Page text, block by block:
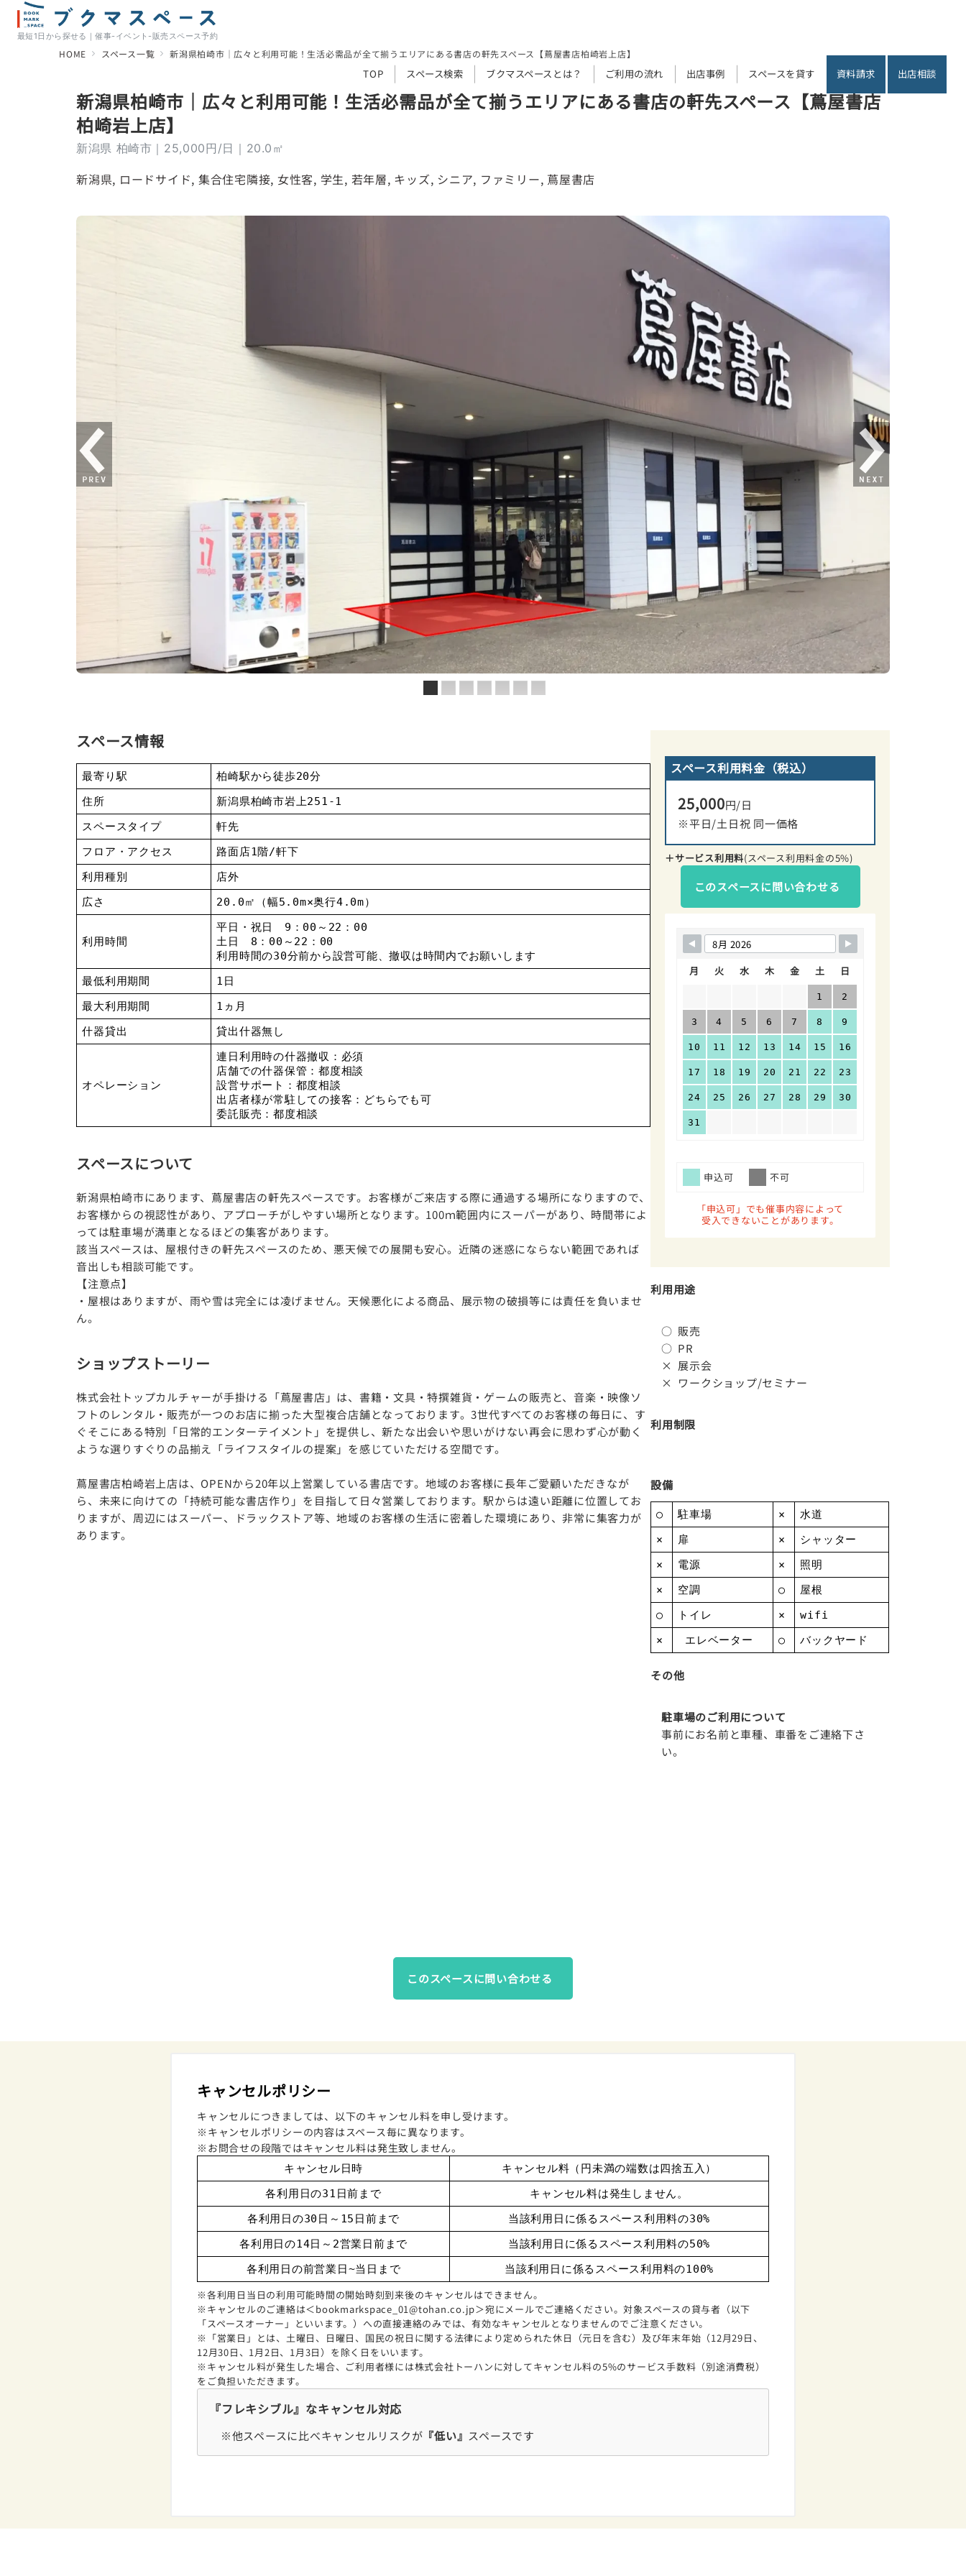
最短1日から探せる｜催事-イベント-販売スペース予約
TOP スペース検索 ブクマスペースとは？ ご利用の流れ 出店事例 スペースを貸す 資料請求 出店相談
HOME スペース一覧 新潟県柏崎市｜広々と利用可能！生活必需品が全て揃うエリアにある書店の軒先スペース【蔦屋書店柏崎岩上店】
新潟県柏崎市｜広々と利用可能！生活必需品が全て揃うエリアにある書店の軒先スペース【蔦屋書店
柏崎岩上店】
新潟県 柏崎市｜25,000円/日｜20.0㎡
新潟県, ロードサイド, 集合住宅隣接, 女性客, 学生, 若年層, キッズ, シニア, ファミリー, 蔦屋書店
スペース情報
最寄り駅 柏崎駅から徒歩20分
住所 新潟県柏崎市岩上251-1
スペースタイプ 軒先
フロア・アクセス 路面店1階/軒下
利用種別 店外
広さ 20.0㎡（幅5.0m×奥行4.0m）
利用時間
平日・祝日 9：00～22：00
土日 8：00～22：00
利用時間の30分前から設営可能、撤収は時間内でお願いします
最低利用期間 1日
最大利用期間 1ヵ月
什器貸出 貸出什器無し
オペレーション
連日利用時の什器撤収：必須
店舗での什器保管：都度相談
設営サポート：都度相談
出店者様が常駐しての接客：どちらでも可
委託販売：都度相談
スペースについて
新潟県柏崎市にあります、蔦屋書店の軒先スペースです。お客様がご来店する際に通過する場所になりますので、
お客様からの視認性があり、アプローチがしやすい場所となります。100ｍ範囲内にスーパーがあり、時間帯によ
っては駐車場が満車となるほどの集客があります。
該当スペースは、屋根付きの軒先スペースのため、悪天候での展開も安心。近隣の迷惑にならない範囲であれば
音出しも相談可能です。
【注意点】
・屋根はありますが、雨や雪は完全には凌げません。天候悪化による商品、展示物の破損等には責任を負いませ
ん。
ショップストーリー
株式会社トップカルチャーが手掛ける「蔦屋書店」は、書籍・文具・特撰雑貨・ゲームの販売と、音楽・映像ソ
フトのレンタル・販売が一つのお店に揃った大型複合店舗となっております。3世代すべてのお客様の毎日に、す
ぐそこにある特別「日常的エンターテイメント」を提供し、新たな出会いや思いがけない再会に思わず心が動く
ような選りすぐりの品揃え「ライフスタイルの提案」を感じていただける空間です。
蔦屋書店柏崎岩上店は、OPENから20年以上営業している書店です。地域のお客様に長年ご愛顧いただきなが
ら、未来に向けての「持続可能な書店作り」を目指して日々営業しております。駅からは遠い距離に位置してお
りますが、周辺にはスーパー、ドラックストア等、地域のお客様の生活に密着した環境にあり、非常に集客力が
あります。
スペース利用料金（税込）
25,000円/日
※平日/土日祝 同一価格
＋サービス利用料(スペース利用料金の5%)
このスペースに問い合わせる
月 火 水 木 金 土 日
1 2
3 4 5 6 7 8 9
10 11 12 13 14 15 16
17 18 19 20 21 22 23
24 25 26 27 28 29 30
31
申込可 不可
「申込可」でも催事内容によって
受入できないことがあります。
利用用途
○ 販売
○ PR
× 展示会
× ワークショップ/セミナー
利用制限
設備
○ 駐車場 × 水道
× 扉 × シャッター
× 電源 × 照明
× 空調 ○ 屋根
○ トイレ × wifi
× エレベーター ○ バックヤード
その他
駐車場のご利用について
事前にお名前と車種、車番をご連絡下さ
い。
このスペースに問い合わせる
キャンセルポリシー
キャンセルにつきましては、以下のキャンセル料を申し受けます。
※キャンセルポリシーの内容はスペース毎に異なります。
※お問合せの段階ではキャンセル料は発生致しません。
キャンセル日時 キャンセル料（円未満の端数は四捨五入）
各利用日の31日前まで キャンセル料は発生しません。
各利用日の30日～15日前まで 当該利用日に係るスペース利用料の30%
各利用日の14日～2営業日前まで 当該利用日に係るスペース利用料の50%
各利用日の前営業日~当日まで 当該利用日に係るスペース利用料の100%
※各利用日当日の利用可能時間の開始時刻到来後のキャンセルはできません。
※キャンセルのご連絡は＜bookmarkspace_01@tohan.co.jp＞宛にメールでご連絡ください。対象スペースの貸与者（以下
「スペースオーナー」といいます。）への直接連絡のみでは、有効なキャンセルとなりませんのでご注意ください。
※「営業日」とは、土曜日、日曜日、国民の祝日に関する法律により定められた休日（元日を含む）及び年末年始（12月29日、
12月30日、1月2日、1月3日）を除く日をいいます。
※キャンセル料が発生した場合、ご利用者様には株式会社トーハンに対してキャンセル料の5%のサービス手数料（別途消費税）
をご負担いただきます。
『フレキシブル』なキャンセル対応
※他スペースに比べキャンセルリスクが 『低い』 スペースです